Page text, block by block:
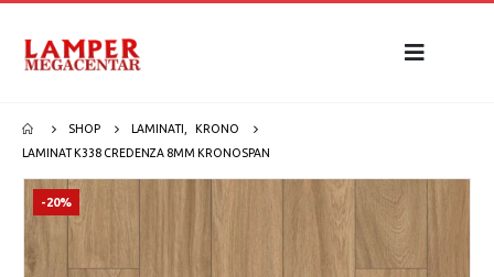
SHOP LAMINATI
KRONO
LAMINAT K338 CREDENZA 8MM KRONOSPAN
-20%